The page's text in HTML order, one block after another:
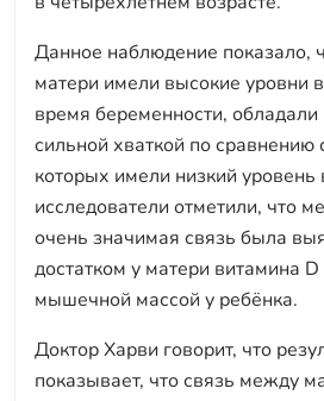
Данное наблюдение показало,
матери имели высокие уровни
время беременности, обладали
сильной хваткой по сравнению
которых имели низкий
исследователи отметили, что
очень значимая связь была
достатком у матери витамина
мышечной массой у ребёнка.
Доктор Харви говорит, что
показывает, что связь между